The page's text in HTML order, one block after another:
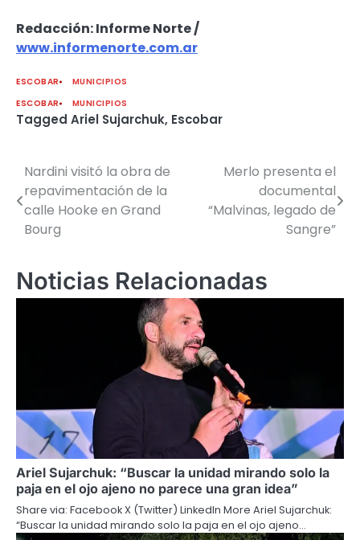
Redacción: Informe Norte /
www.informenorte.com.ar
ESCOBAR
MUNICIPIOS
ESCOBAR
MUNICIPIOS
Tagged Ariel Sujarchuk, Escobar
Navegación
de
entradas
Nardini visitó la obra de
repavimentación de la
calle Hooke en Grand
Bourg
Merlo presenta el
documental
“Malvinas, legado de
Sangre”
Noticias Relacionadas
Ariel Sujarchuk: “Buscar la unidad mirando solo la
paja en el ojo ajeno no parece una gran idea”
Share via: Facebook X (Twitter) LinkedIn More Ariel Sujarchuk:
“Buscar la unidad mirando solo la paja en el ojo ajeno…